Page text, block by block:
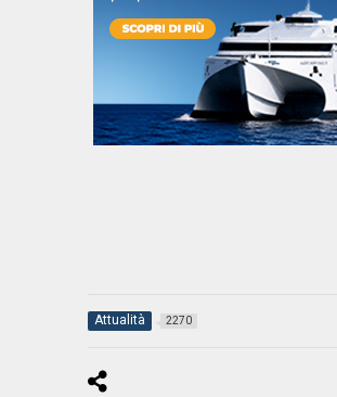
Attualità 2270